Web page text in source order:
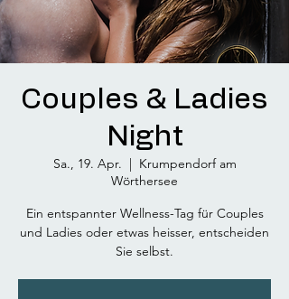
Couples & Ladies
Night
Sa., 19. Apr.
  |
Krumpendorf am
Wörthersee
Ein entspannter Wellness-Tag für Couples
und Ladies oder etwas heisser, entscheiden
Sie selbst.